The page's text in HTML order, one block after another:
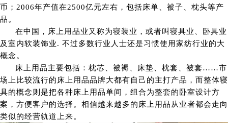
币；2006年产值在2500亿元左右，包括床单、被子、枕头等产
品。
在中国，床上用品业又称为寝装业，或者叫寝具业、卧具业
及室内软装饰业. 不过多数行业人士还是习惯使用家纺行业的大
概念。
床上用品主要包括：枕芯、被褥、床垫、枕套、被套……市
场上比较流行的床上用品品牌大都有自己的主打产品，而整体寝
具的概念则是把各种床上用品单间，组合为整套的卧室设计方
案，方便客户的选择。相信越来越多的床上用品从业者都会走向
类似的经营轨道上来。